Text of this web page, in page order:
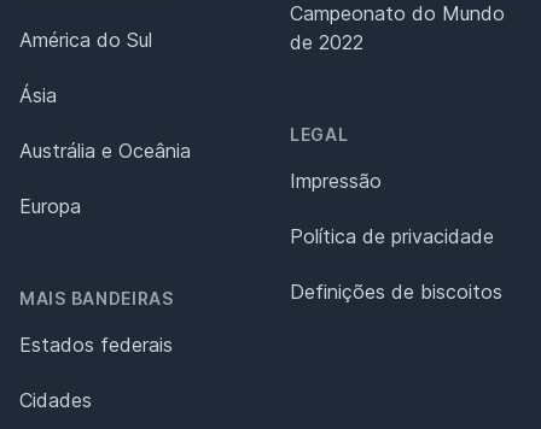
América do Sul
Ásia
Austrália e Oceânia
Europa
MAIS BANDEIRAS
Estados federais
Cidades
Campeonato do Mundo
de 2022
LEGAL
Impressão
Política de privacidade
Definições de biscoitos